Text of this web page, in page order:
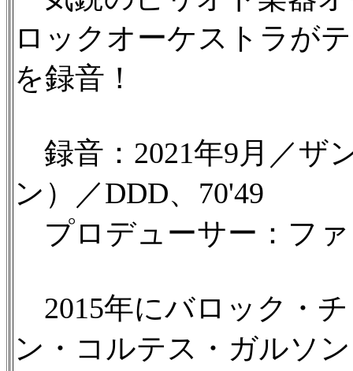
ロックオーケストラが
を録音！
録音：2021年9月／ザ
ン）／DDD、70'49
プロデューサー：フ
2015年にバロック・
ン・コルテス・ガルソ